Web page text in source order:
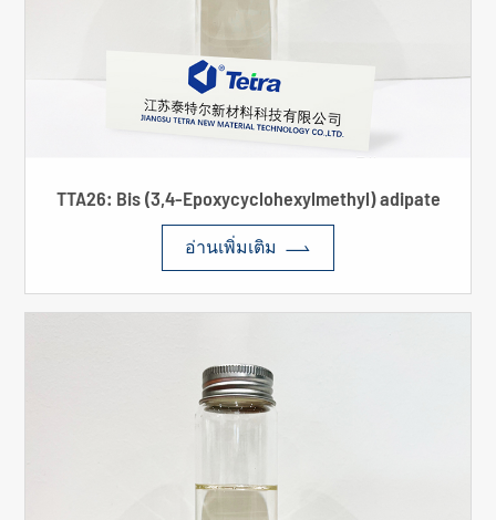
TTA26: Bis (3,4-Epoxycyclohexylmethyl) adipate
อ่านเพิ่มเติม 